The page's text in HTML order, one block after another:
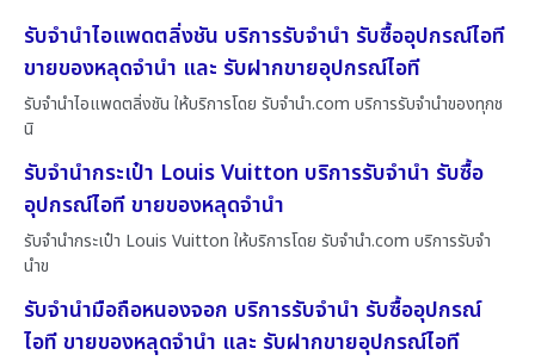
รับจำนำไอแพดตลิ่งชัน บริการรับจำนำ รับซื้ออุปกรณ์ไอที
ขายของหลุดจำนำ และ รับฝากขายอุปกรณ์ไอที
รับจำนำไอแพดตลิ่งชัน ให้บริการโดย รับจํานํา.com บริการรับจำนำของทุกช
นิ
รับจำนำกระเป๋า Louis Vuitton บริการรับจำนำ รับซื้อ
อุปกรณ์ไอที ขายของหลุดจำนำ
รับจำนำกระเป๋า Louis Vuitton ให้บริการโดย รับจํานํา.com บริการรับจำ
นำข
รับจำนำมือถือหนองจอก บริการรับจำนำ รับซื้ออุปกรณ์
ไอที ขายของหลุดจำนำ และ รับฝากขายอุปกรณ์ไอที